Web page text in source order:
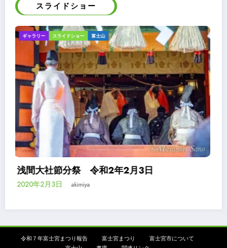
スライドショー
スライドショー 富士山 案内
浅間大社境内の富士山ビューポイント
2020年1月25日
令和７年富士宮まつり報告 富士宮まつり
富士宮市について